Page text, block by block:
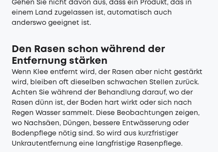
Gehen Sie nicht davon aus, dass ein Produkt, das in
einem Land zugelassen ist, automatisch auch
anderswo geeignet ist.
Den Rasen schon während der
Entfernung stärken
Wenn Klee entfernt wird, der Rasen aber nicht gestärkt
wird, bleiben oft dieselben schwachen Stellen zurück.
Achten Sie während der Behandlung darauf, wo der
Rasen dünn ist, der Boden hart wirkt oder sich nach
Regen Wasser sammelt. Diese Beobachtungen zeigen,
wo Nachsäen, Düngen, bessere Entwässerung oder
Bodenpflege nötig sind. So wird aus kurzfristiger
Unkrautentfernung eine langfristige Rasenpflege.